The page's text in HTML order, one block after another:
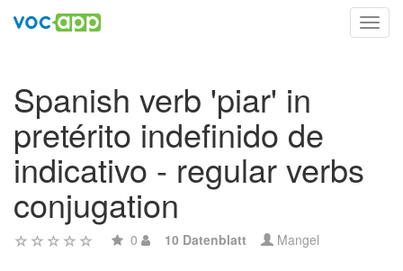
Spanish verb 'piar' in
pretérito indefinido de
indicativo - regular verbs
conjugation
0 10 Datenblatt Mangel